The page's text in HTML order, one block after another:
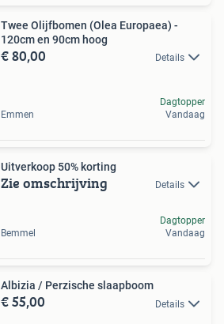
Twee Olijfbomen (Olea Europaea) -
120cm en 90cm hoog
€ 80,00 Details
Emmen
Dagtopper
Vandaag
Uitverkoop 50% korting
Zie omschrijving Details
Bemmel
Dagtopper
Vandaag
Albizia / Perzische slaapboom
€ 55,00 Details